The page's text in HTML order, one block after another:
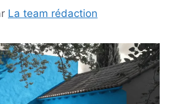
La team rédaction